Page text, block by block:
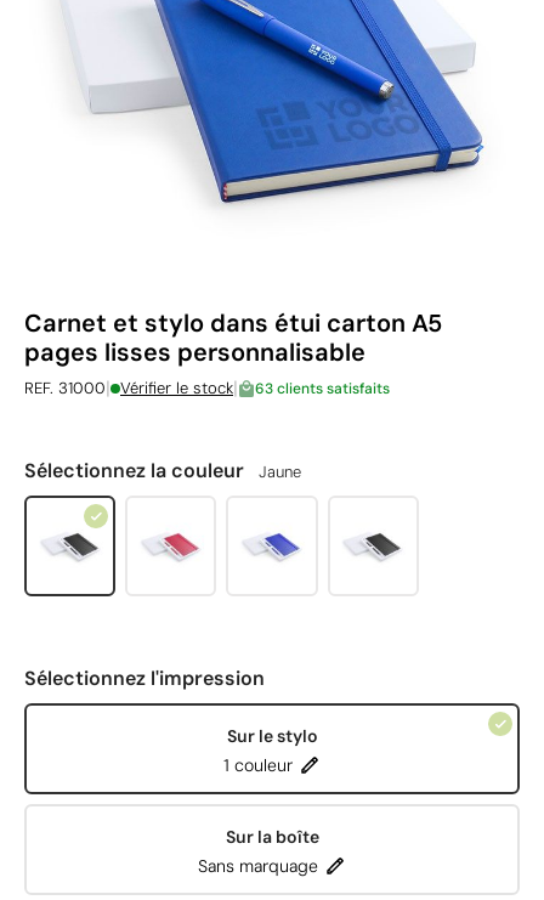
Carnet et stylo dans étui carton A5
pages lisses personnalisable
REF. 31000| Vérifier le stock| 63 clients satisfaits
Sélectionnez la couleur Jaune
Sélectionnez l'impression
Sur le stylo
1 couleur
Sur la boîte
Sans marquage